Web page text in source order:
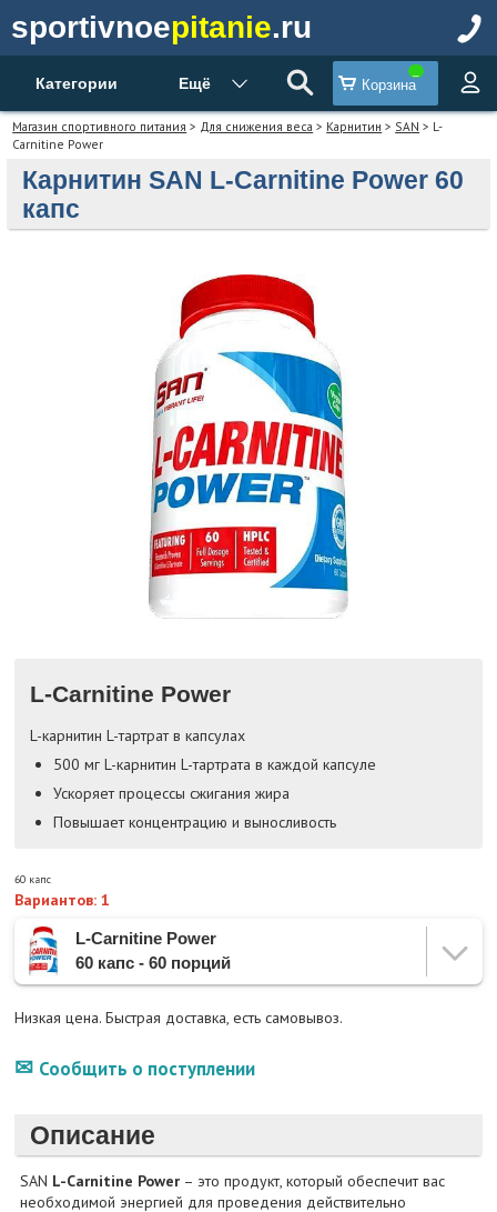
sportivnoepitanie.ru
Категории Ещё Корзина
Магазин спортивного питания > Для снижения веса > Карнитин > SAN > L-
Carnitine Power
Карнитин SAN L-Carnitine Power 60
капс
L-Carnitine Power
L-карнитин L-тартрат в капсулах
500 мг L-карнитин L-тартрата в каждой капсуле
Ускоряет процессы сжигания жира
Повышает концентрацию и выносливость
60 капс
Вариантов: 1
L-Carnitine Power
60 капс - 60 порций
Низкая цена. Быстрая доставка, есть самовывоз.
Сообщить о поступлении
Описание
SAN L-Carnitine Power – это продукт, который обеспечит вас
необходимой энергией для проведения действительно